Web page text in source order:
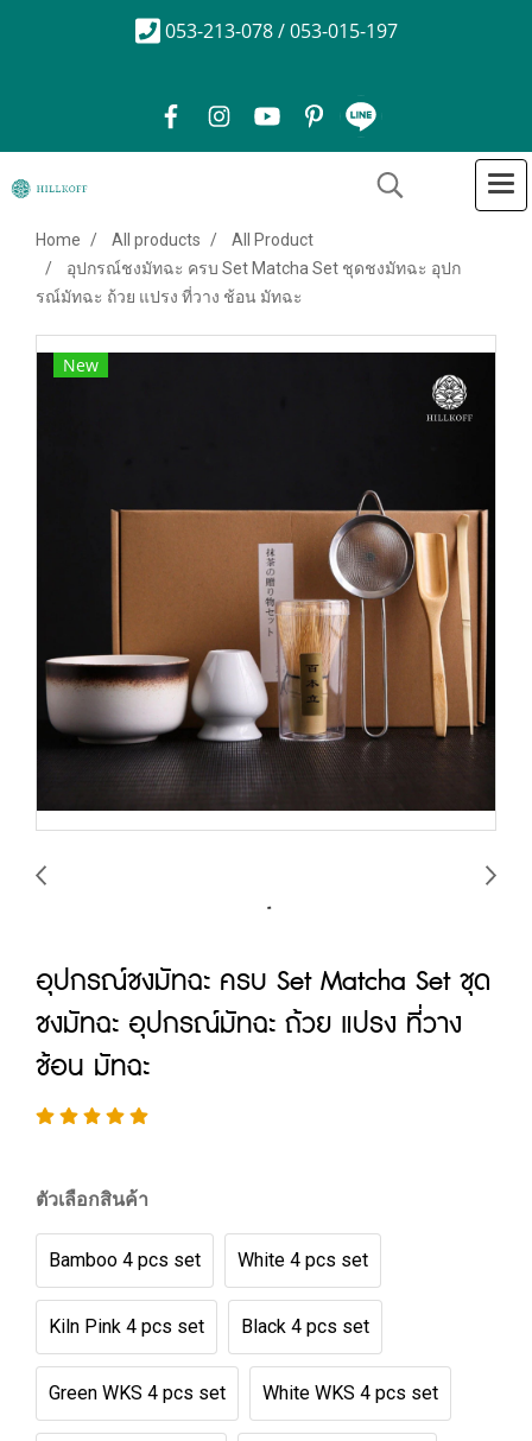
053-213-078 / 053-015-197
Home All products
All Product
อุปกรณ์ชงมัทฉะ ครบ Set Matcha Set ชุดชงมัทฉะ อุปก
รณ์มัทฉะ ถ้วย แปรง ที่วาง ช้อน มัทฉะ
New
อุปกรณ์ชงมัทฉะ ครบ Set Matcha Set ชุด
ชงมัทฉะ อุปกรณ์มัทฉะ ถ้วย แปรง ที่วาง
ช้อน มัทฉะ
ตัวเลือกสินค้า
Bamboo 4 pcs set White 4 pcs set
Kiln Pink 4 pcs set Black 4 pcs set
Green WKS 4 pcs set White WKS 4 pcs set